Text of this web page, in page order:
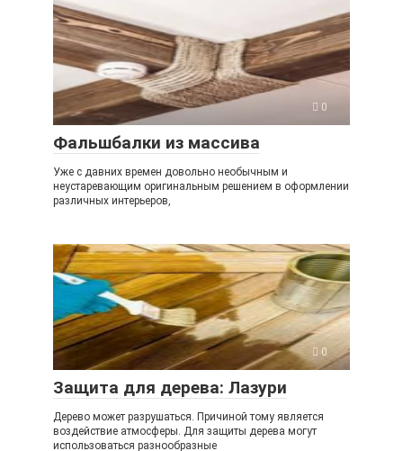
0
Фальшбалки из массива
Уже с давних времен довольно необычным и
неустаревающим оригинальным решением в оформлении
различных интерьеров,
0
Защита для дерева: Лазури
Дерево может разрушаться. Причиной тому является
воздействие атмосферы. Для защиты дерева могут
использоваться разнообразные